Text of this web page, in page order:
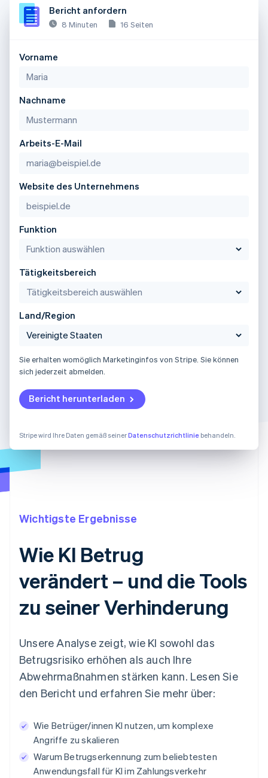
Bericht anfordern
8 Minuten 16 Seiten
Vorname
Nachname
Arbeits-E-Mail
Website des Unternehmens
Funktion
Tätigkeitsbereich
Land/Region
Sie erhalten womöglich Marketinginfos von Stripe. Sie können
sich jederzeit abmelden.
Bericht herunterladen
Stripe wird Ihre Daten gemäß seinerDatenschutzrichtlinie behandeln.
Wichtigste Ergebnisse
Wie KI Betrug
verändert – und die Tools
zu seiner Verhinderung
Unsere Analyse zeigt, wie KI sowohl das
Betrugsrisiko erhöhen als auch Ihre
Abwehrmaßnahmen stärken kann. Lesen Sie
den Bericht und erfahren Sie mehr über:
Wie Betrüger/innen KI nutzen, um komplexe
Angriffe zu skalieren
Warum Betrugserkennung zum beliebtesten
Anwendungsfall für KI im Zahlungsverkehr